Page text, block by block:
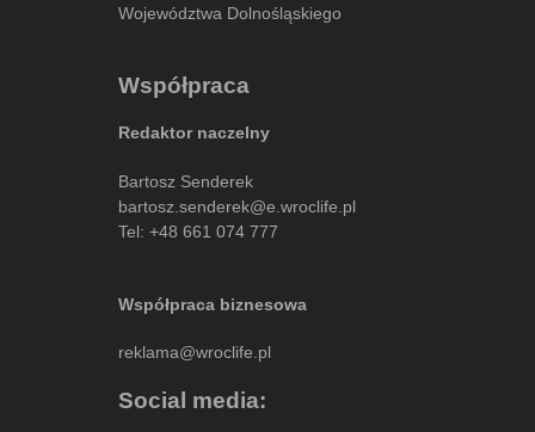
Województwa Dolnośląskiego
Współpraca
Redaktor naczelny
Bartosz Senderek
bartosz.senderek@e.wroclife.pl
Tel: +48 661 074 777
Współpraca biznesowa
reklama@wroclife.pl
Social media: